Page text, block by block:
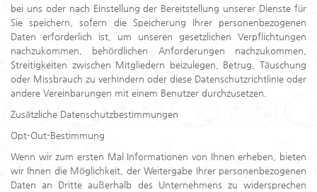
bei uns oder nach Einstellung der Bereitstellung unserer Dienste für
Sie speichern, sofern die Speicherung Ihrer personenbezogenen
Daten erforderlich ist, um unseren gesetzlichen Verpflichtungen
nachzukommen, behördlichen Anforderungen nachzukommen,
Streitigkeiten zwischen Mitgliedern beizulegen, Betrug, Täuschung
oder Missbrauch zu verhindern oder diese Datenschutzrichtlinie oder
andere Vereinbarungen mit einem Benutzer durchzusetzen.
Zusätzliche Datenschutzbestimmungen
Opt-Out-Bestimmung
Wenn wir zum ersten Mal Informationen von Ihnen erheben, bieten
wir Ihnen die Möglichkeit, der Weitergabe Ihrer personenbezogenen
Daten an Dritte außerhalb des Unternehmens zu widersprechen